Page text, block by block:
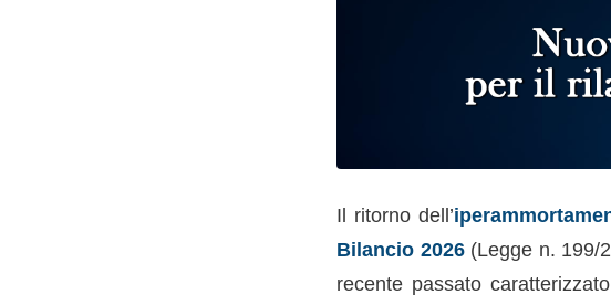
Il ritorno dell’
Bilancio 2026(Legge n. 199/
recente passato